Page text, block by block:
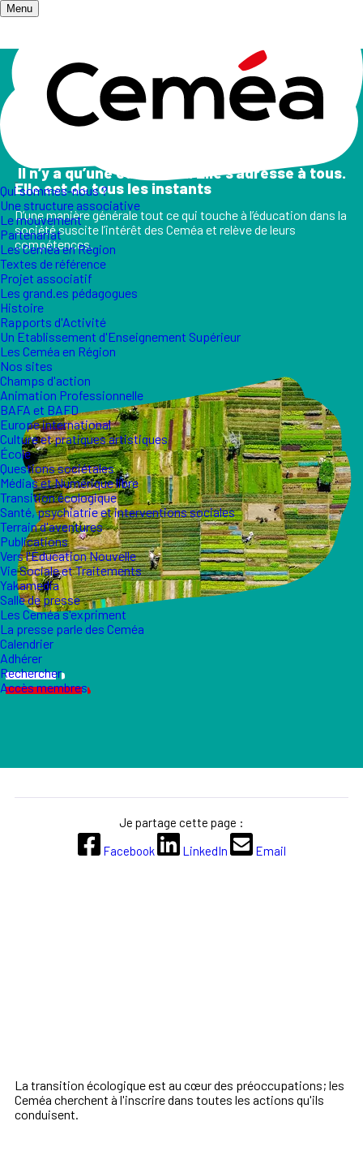
Menu
Qui sommes-nous ?
Une structure associative
Le mouvement
Partenariat
Les Ceméa en Région
Textes de référence
Projet associatif
Les grand.es pédagogues
Histoire
Rapports d'Activité
Un Etablissement d'Enseignement Supérieur
Les Ceméa en Région
Nos sites
Champs d'action
Animation Professionnelle
BAFA et BAFD
Europe international
Culture et pratiques artistiques
École
Questions sociétales
Médias et Numérique libre
Transition écologique
Santé, psychiatrie et interventions sociales
Terrain d'aventures
Publications
Vers l'Éducation Nouvelle
Vie Sociale et Traitements
Yakamedia
Salle de presse
Les Ceméa s'expriment
La presse parle des Ceméa
Calendrier
Adhérer
Rechercher
Accès membres
Accueil/ Champs d'action
Les champs d'action
II n’y a qu’une éducation. Elle s’adresse à tous.
Elle est de tous les instants
D’une manière générale tout ce qui touche à l’éducation dans la
société suscite l’intérêt des Ceméa et relève de leurs
compétences.
La transition écologique est au cœur des préoccupations; les
Ceméa cherchent à l'inscrire dans toutes les actions qu'ils
conduisent.
Je partage cette page :
Facebook
LinkedIn Email